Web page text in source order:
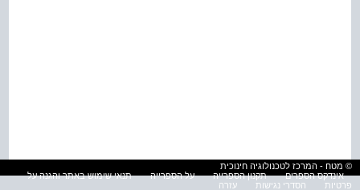
© מטח - המרכז לטכנולוגיה חינוכית
אינדקס הספרים
תקנון הספרייה על הספרייה
תנאי שימוש באתר והגנה על
פרטיות
הסדרי נגישות עזרה